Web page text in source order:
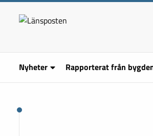
Nyheter Rapporterat från